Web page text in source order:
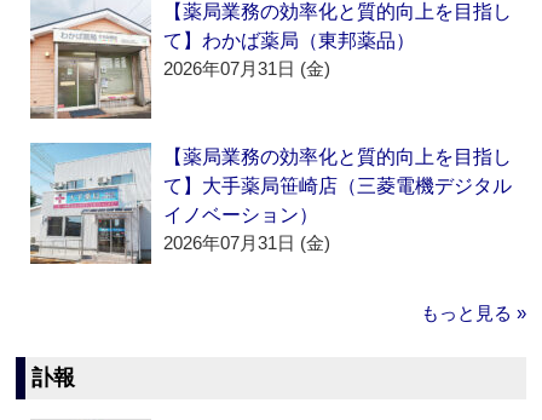
【薬局業務の効率化と質的向上を目指し
て】わかば薬局（東邦薬品）
2026年07月31日 (金)
【薬局業務の効率化と質的向上を目指し
て】大手薬局笹崎店（三菱電機デジタル
イノベーション）
2026年07月31日 (金)
もっと見る »
訃報